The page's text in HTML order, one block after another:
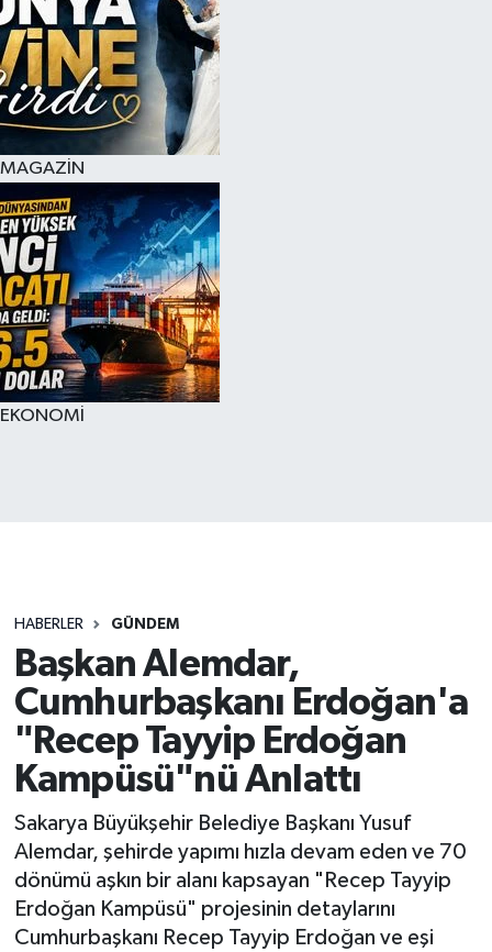
MAGAZİN
EKONOMİ
HABERLER GÜNDEM
Başkan Alemdar,
Cumhurbaşkanı Erdoğan'a
"Recep Tayyip Erdoğan
Kampüsü"nü Anlattı
Sakarya Büyükşehir Belediye Başkanı Yusuf
Alemdar, şehirde yapımı hızla devam eden ve 70
dönümü aşkın bir alanı kapsayan "Recep Tayyip
Erdoğan Kampüsü" projesinin detaylarını
Cumhurbaşkanı Recep Tayyip Erdoğan ve eşi